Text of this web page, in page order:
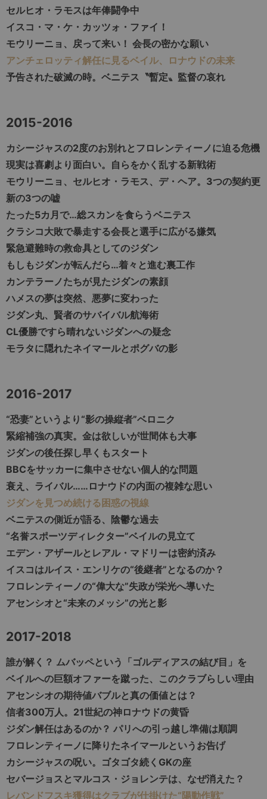
セルヒオ・ラモスは年俸闘争中
イスコ・マ・ケ・カッツォ・ファイ！
モウリーニョ、戻って来い！ 会長の密かな願い
アンチェロッティ解任に見るベイル、ロナウドの未来
予告された破滅の時。ベニテス〝暫定〟監督の哀れ
2015-2016
カシージャスの2度のお別れとフロレンティーノに迫る危機
現実は喜劇より面白い。自らをかく乱する新戦術
モウリーニョ、セルヒオ・ラモス、デ・ヘア。3つの契約更
新の3つの嘘
たった5カ月で…総スカンを食らうベニテス
クラシコ大敗で暴走する会長と選手に広がる嫌気
緊急避難時の救命具としてのジダン
もしもジダンが転んだら…着々と進む裏工作
カンテラーノたちが見たジダンの素顔
ハメスの夢は突然、悪夢に変わった
ジダン丸、賢者のサバイバル航海術
CL優勝ですら晴れないジダンへの疑念
モラタに隠れたネイマールとポグバの影
2016-2017
“恐妻”というより“影の操縦者”ベロニク
緊縮補強の真実。金は欲しいが世間体も大事
ジダンの後任探し早くもスタート
BBCをサッカーに集中させない個人的な問題
衰え、ライバル……ロナウドの内面の複雑な思い
ジダンを見つめ続ける困惑の視線
ベニテスの側近が語る、陰鬱な過去
“名誉スポーツディレクター”ベイルの見立て
エデン・アザールとレアル・マドリーは密約済み
イスコはルイス・エンリケの“後継者”となるのか？
フロレンティーノの“偉大な”失政が栄光へ導いた
アセンシオと“未来のメッシ”の光と影
2017-2018
誰が解く？ ムバッペという「ゴルディアスの結び目」を
ベイルへの巨額オファーを蹴った、このクラブらしい理由
アセンシオの期待値バブルと真の価値とは？
信者300万人。21世紀の神ロナウドの黄昏
ジダン解任はあるのか？ パリへの引っ越し準備は順調
フロレンティーノに降りたネイマールというお告げ
カシージャスの呪い。ゴタゴタ続くGKの座
セバージョスとマルコス・ジョレンテは、なぜ消えた？
レバンドフスキ獲得はクラブが仕掛けた“陽動作戦”